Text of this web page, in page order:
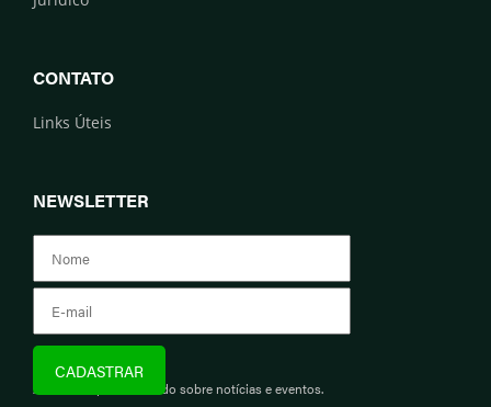
CONTATO
Links Úteis
NEWSLETTER
Assine e fique informado sobre notícias e eventos.